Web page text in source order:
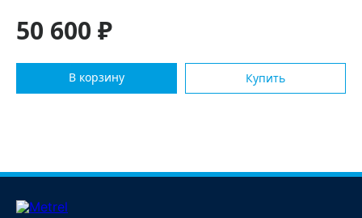
50 600 ₽
В корзину Купить
Согласен с условиями обработки моих персональных
данных